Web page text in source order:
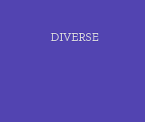
DIVERSE